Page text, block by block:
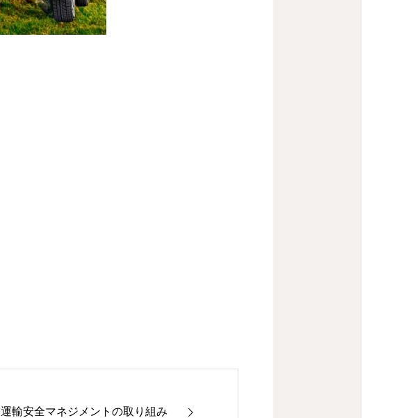
運輸安全マネジメントの取り組み